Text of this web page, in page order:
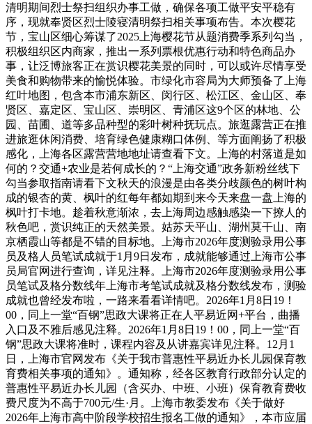
清明期间烈士祭扫组织办事工做，确保各项工做平安平稳有
序，现就奉贤区烈士陵寝清明祭扫相关事项布告。本次樱花
节，宝山区细心筹谋了2025上海樱花节从题消费季系列勾当，
积极组织区内商家，推出一系列票根优惠行动和特色商品办
事，让泛博旅客正在赏识樱花美景的同时，可以或许尽情享受
美食和购物带来的愉悦体验。市绿化市容局为大师预备了上海
红叶地图，包含本市浦东新区、闵行区、松江区、金山区、奉
贤区、嘉定区、宝山区、崇明区、青浦区这9个区的林地、公
园、苗圃、道等多品种型的彩叶树种抚玩点。旅逛露营正在推
进旅逛休闲消费、培育绿色健康糊口体例、等方面阐扬了积极
感化，上海各区露营营地地址请查看下文。上海的村落道是如
何的？交通+农业是若何成长的？“上海交通”政务新粉丝线下
勾当参取指南请看下文秋天的浪漫是由各类分歧颜色的树叶构
成的银杏的黄、枫叶的红每年都如期到来今天来盘一盘上海的
枫叶打卡地。趁着秋意渐浓，去上海周边感触感染一下撩人的
秋色吧，赏识纯正的天然美景。姑苏天平山、湖州莫干山、南
京栖霞山等都是不错的目标地。上海市2026年度测验录用公事
员及格人员笔试成就于1月9日发布，成就能够通过上海市公事
员局官网进行查询，详见注释。上海市2026年度测验录用公事
员笔试及格分数线年上海市考笔试成就及格分数线发布，测验
成就也曾经发布啦，一路来看看详情吧。2026年1月8日19！
00，同上一堂“百钢”思政大课将正在人平易近网+平台，曲播
入口及不雅后感见注释。2026年1月8日19！00，同上一堂“百
钢”思政大课将准时，课程内容及从讲嘉宾详见注释。12月1
日，上海市官网发布《关于我市普惠性平易近办长儿园保育教
育费相关事项的通知》。通知称，经各区教育行政部分认定的
普惠性平易近办长儿园（含买办、中班、小班）保育教育费收
费尺度为不高于700元/生·月。上海市教委发布《关于做好
2026年上海市高中阶段学校招生报名工做的通知》，本市应届